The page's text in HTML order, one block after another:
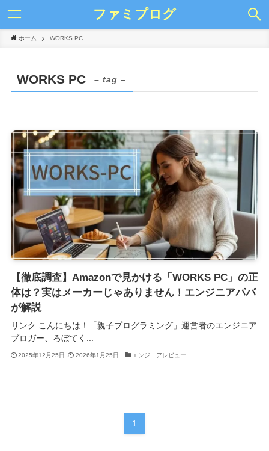
ファミプログ
ホーム WORKS PC
WORKS PC – tag –
【徹底調査】Amazonで見かける「WORKS PC」の正
体は？実はメーカーじゃありません！エンジニアパパ
が解説
リンク こんにちは！「親子プログラミング」運営者のエンジニア
ブロガー、ろぼてく...
2025年12月25日 2026年1月25日 エンジニアレビュー
1